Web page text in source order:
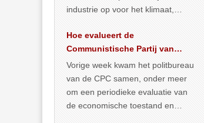
industrie op voor het klimaat,
vergroening… >> lees meer
Hoe evalueert de
Communistische Partij van
China de economische
toestand?
Vorige week kwam het politbureau
van de CPC samen, onder meer
om een periodieke evaluatie van
de economische toestand en